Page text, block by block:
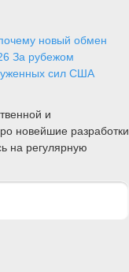
новый обмен
За рубежом
сил США
и
новейшие разработки
на регулярную